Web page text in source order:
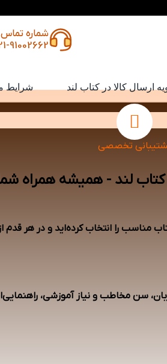
شماره تماس
91002662
ارسال کالا در کتاب لند شرایط
تخصصی
لند - همیشه همراه
مناسب را انتخاب کرده‌اید و در هر قدم
سن مخاطب و نیاز آموزشی،